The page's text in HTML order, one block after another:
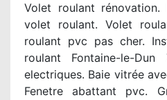
Volet roulant rénovation.
volet roulant. Volet
roulant pvc pas cher.
roulant Fontaine-le-
electriques. Baie vitrée
Fenetre abattant pvc.